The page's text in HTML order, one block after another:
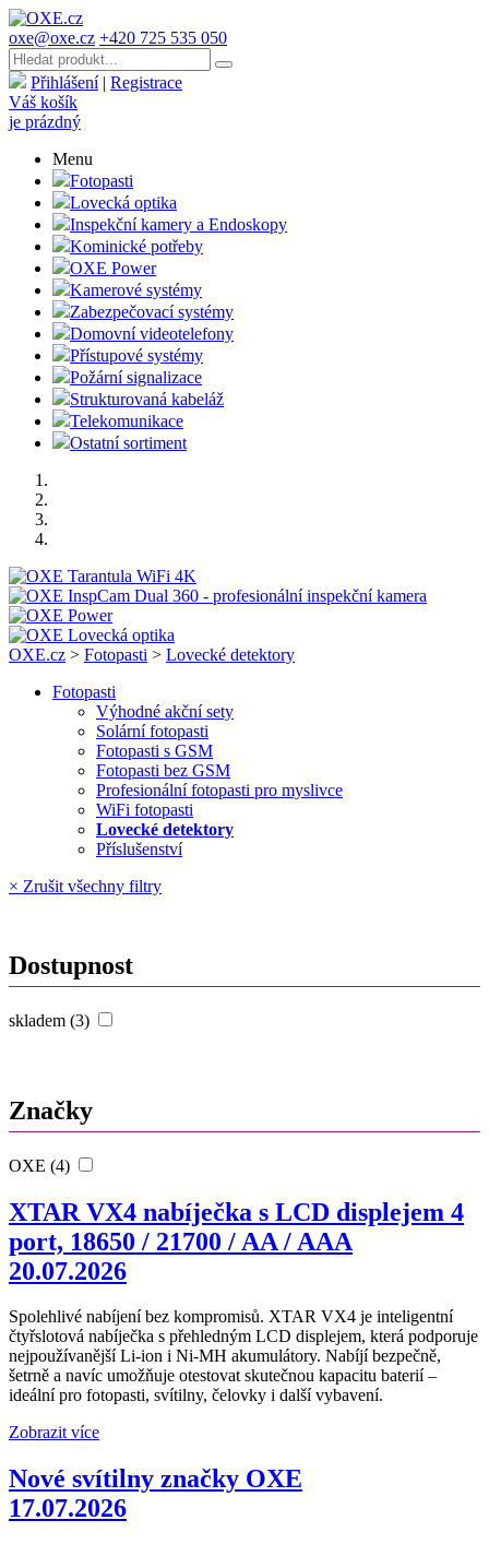
oxe@oxe.cz +420 725 535 050
Přihlášení| Registrace
Váš košík
je prázdný
Menu
Fotopasti
Lovecká optika
Inspekční kamery a Endoskopy
Kominické potřeby
OXE Power
Kamerové systémy
Zabezpečovací systémy
Domovní videotelefony
Přístupové systémy
Požární signalizace
Strukturovaná kabeláž
Telekomunikace
Ostatní sortiment
OXE.cz > Fotopasti > Lovecké detektory
Fotopasti
Výhodné akční sety
Solární fotopasti
Fotopasti s GSM
Fotopasti bez GSM
Profesionální fotopasti pro myslivce
WiFi fotopasti
Lovecké detektory
Příslušenství
× Zrušit všechny filtry
Dostupnost
skladem (3)
Značky
OXE (4)
XTAR VX4 nabíječka s LCD displejem 4
port, 18650 / 21700 / AA / AAA
20.07.2026
Spolehlivé nabíjení bez kompromisů. XTAR VX4 je inteligentní
čtyřslotová nabíječka s přehledným LCD displejem, která podporuje
nejpoužívanější Li-ion i Ni-MH akumulátory. Nabíjí bezpečně,
šetrně a navíc umožňuje otestovat skutečnou kapacitu baterií –
ideální pro fotopasti, svítilny, čelovky i další vybavení.
Zobrazit více
Nové svítilny značky OXE
17.07.2026